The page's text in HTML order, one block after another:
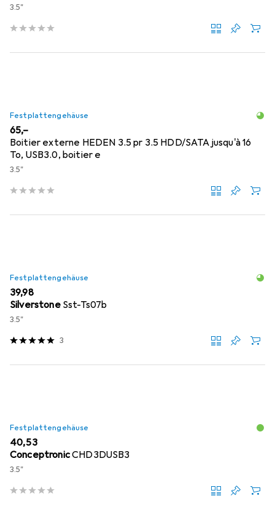
3.5"
Festplattengehäuse
EUR
65,–
Boitier externe HEDEN 3.5 pr 3.5 HDD/SATA jusqu'à 16
To, USB3.0, boitier e
3.5"
Festplattengehäuse
EUR
39,98
Silverstone Sst-Ts07b
3.5"
3
Festplattengehäuse
EUR
40,53
ConceptronicCHD3DUSB3
3.5"